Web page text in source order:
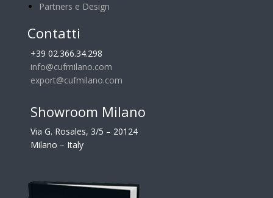
Partners e Design
Contatti
+39 02.366.34.298
info@cufmilano.com
export@cufmilano.com
Showroom Milano
Via G. Rosales, 3/5 – 20124
Milano – Italy